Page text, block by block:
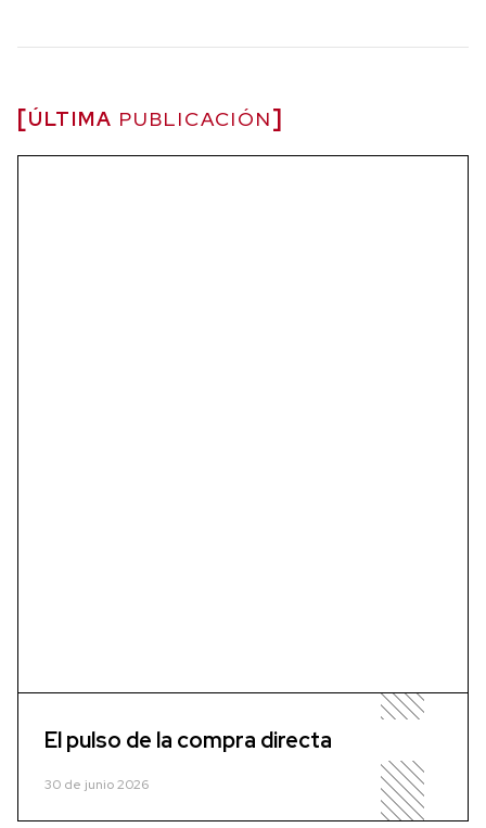
ÚLTIMA PUBLICACIÓN
El pulso de la compra directa
30 de junio 2026